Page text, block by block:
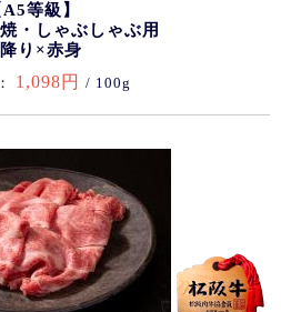
A5等級】
・しゃぶしゃぶ用
り×赤身
1,098円 / 100g